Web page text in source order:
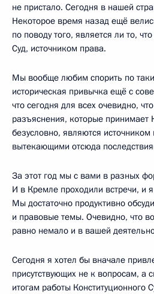
не пристало. Сегодня в нашей
Некоторое время назад ещё
по поводу того, является ли то,
Суд, источником права.
Мы вообще любим спорить по
историческая привычка ещё с
что сегодня для всех очевидно,
разъяснения, которые принимает
безусловно, являются
вытекающими отсюда
За этот год мы с вами в разных
И в Кремле проходили встречи, и
Мы достаточно продуктивно
и правовые темы. Очевидно, что
равно немало и в вашей
Сегодня я хотел бы вначале
присутствующих не к вопросам, а
итогам работы Конституционного